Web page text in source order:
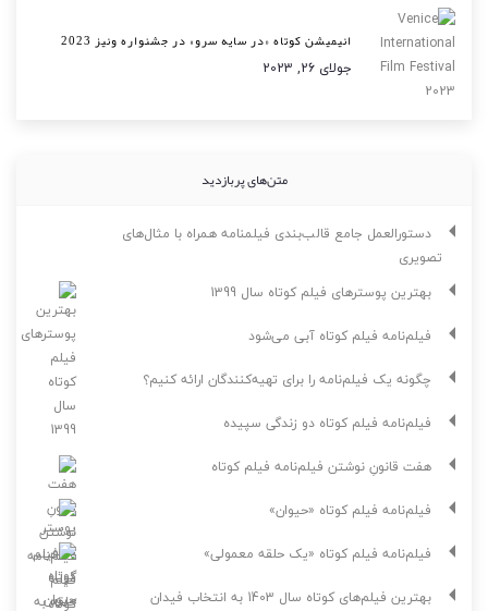
انیمیشن کوتاه «در سایه سرو» در جشنواره ونیز 2023
جولای 26, 2023
متن‌های پربازدید
دستورالعمل جامع قالب‌بندی فیلمنامه همراه با مثال‌های
تصویری
بهترین پوسترهای فیلم کوتاه سال 1399
فیلم‌نامه فیلم کوتاه آبی می‌شود
چگونه یک فیلم‌نامه را برای تهیه‌کنندگان ارائه کنیم؟
فیلم‌نامه فیلم کوتاه دو زندگی سپیده
هفت قانونِ نوشتن فیلم‌نامه فیلم کوتاه
فیلم‌نامه فیلم کوتاه «حیوان»
فیلم‌نامه فیلم کوتاه «یک حلقه معمولی»
بهترین فیلم‌های کوتاه سال 1403 به انتخاب فیدان